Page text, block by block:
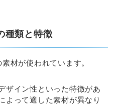
種類と特徴
材が使われています。
ザイン性といった特徴があ
よって適した素材が異なり